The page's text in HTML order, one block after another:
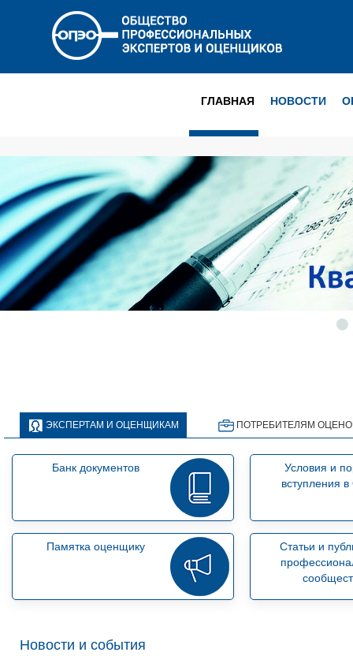
ГЛАВНАЯ НОВОСТИ
ЭКСПЕРТАМ И ОЦЕНЩИКАМ ПОТРЕБИТЕЛЯМ
Банк документов
Условия и
вступления
Памятка оценщику
Статьи и
Новости и события